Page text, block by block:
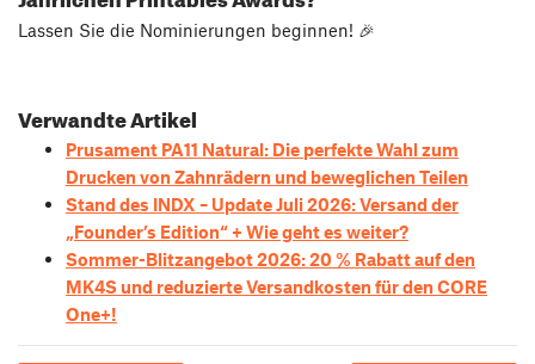
Lassen Sie die Nominierungen beginnen! 🎉
Verwandte Artikel
Prusament PA11 Natural: Die perfekte Wahl zum
Drucken von Zahnrädern und beweglichen Teilen
Stand des INDX – Update Juli 2026: Versand der
„Founder’s Edition“ + Wie geht es weiter?
Sommer-Blitzangebot 2026: 20 % Rabatt auf den
MK4S und reduzierte Versandkosten für den CORE
One+!